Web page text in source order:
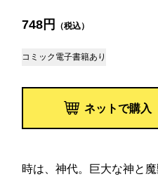
748円 （税込）
コミック 電子書籍あり
ネットで購入
時は、神代。巨大な神と